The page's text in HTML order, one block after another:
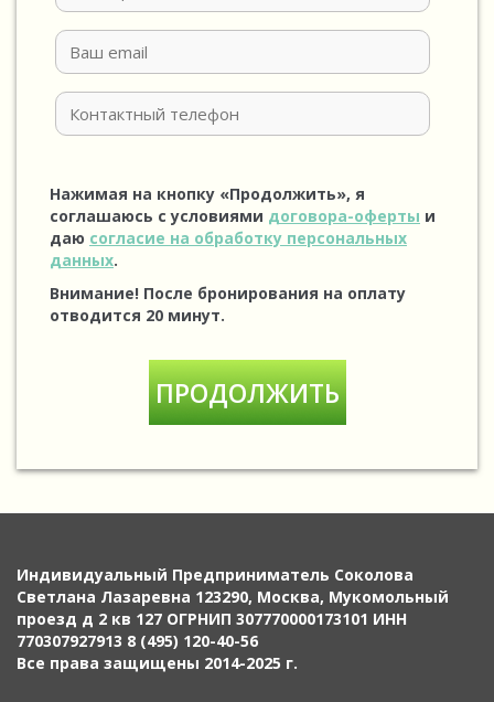
Нажимая на кнопку «Продолжить», я
соглашаюсь с условиями договора-оферты и
даю согласие на обработку персональных
данных.
Внимание! После бронирования на оплату
отводится 20 минут.
Индивидуальный Предприниматель Соколова
Светлана Лазаревна 123290, Москва, Мукомольный
проезд д 2 кв 127 ОГРНИП 307770000173101 ИНН
770307927913 8 (495) 120-40-56
Все права защищены 2014-2025 г.